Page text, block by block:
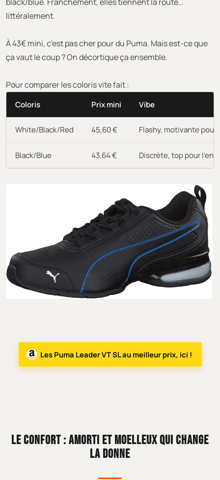
littéralement.
À 43€ mini, c'est pas cher pour du Puma. Mais est-ce que
ça vaut le coup ? On décortique ça ensemble.
Pour comparer les coloris vite fait :
Coloris Prix mini Vibe
White/Black/Red 45,60 € Flashy, motivante pour
Black/Blue 43,64 € Discrète, top pour
Les Puma Leader VT SL au meilleur prix, ici !
LE CONFORT : AMORTI ET MOELLEUX QUI CHANGE
LA DONNE